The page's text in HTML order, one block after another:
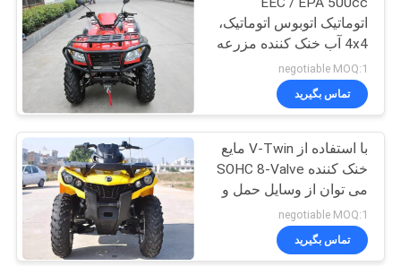
سایت
سیاست
حفظ
حریم
خصوصی
اتوماتیک اتوبوس اتوماتیک،
4x4 آب خنک کننده مزرعه
ATV
negotiable MOQ:1
تماس بگیرید
با استفاده از V-Twin مایع
خنک کننده SOHC 8-Valve
می توان از وسایل حمل و
کرد
negotiable MOQ:1
تماس بگیرید